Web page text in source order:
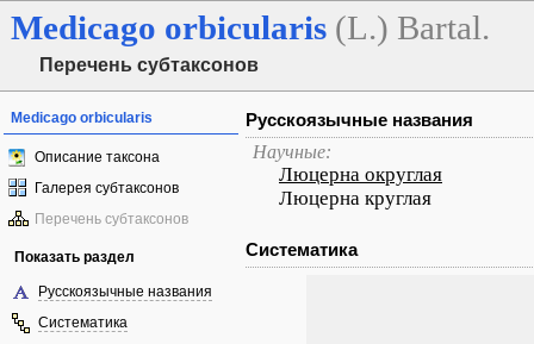
Medicago orbicularis (L.) Bartal.
Перечень субтаксонов
Medicago orbicularis
Описание таксона
Галерея субтаксонов
Перечень субтаксонов
Показать раздел
Русскоязычные названия
Систематика
Русскоязычные названия
Научные:
Люцерна округлая
Люцерна круглая
Систематика